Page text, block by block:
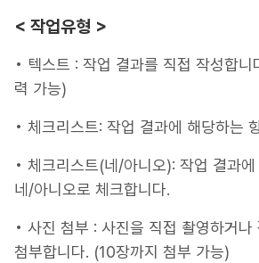
< 작업유형 >
• 텍스트 : 작업 결과를 직접 작성합
력 가능)
• 체크리스트: 작업 결과에 해당하는
• 체크리스트(네/아니오): 작업 결과에
네/아니오로 체크합니다.
• 사진 첨부 : 사진을 직접 촬영하거나
첨부합니다. (10장까지 첨부 가능)